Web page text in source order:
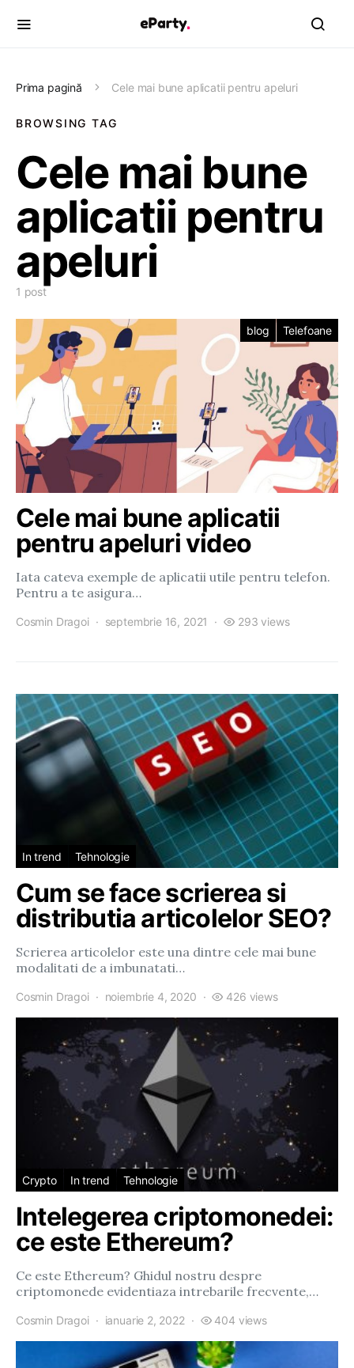
Prima pagină Cele mai bune aplicatii pentru apeluri
BROWSING TAG
Cele mai bune
aplicatii pentru
apeluri
1 post
blog Telefoane
Cele mai bune aplicatii
pentru apeluri video
Iata cateva exemple de aplicatii utile pentru telefon.
Pentru a te asigura…
Cosmin Dragoi septembrie 16, 2021 293 views
In trend Tehnologie
Cum se face scrierea si
distributia articolelor SEO?
Scrierea articolelor este una dintre cele mai bune
modalitati de a imbunatati…
Cosmin Dragoi noiembrie 4, 2020 426 views
Crypto In trend Tehnologie
Intelegerea criptomonedei:
ce este Ethereum?
Ce este Ethereum? Ghidul nostru despre
criptomonede evidentiaza intrebarile frecvente,…
Cosmin Dragoi ianuarie 2, 2022 404 views